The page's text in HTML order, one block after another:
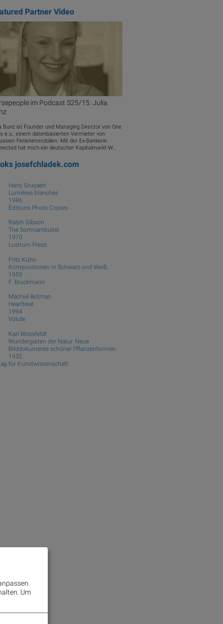
Partner Video
im Podcast S25/15: Julia
Bunz ist Founder und Managing Director von One
e.u., einem datenbasierten Vermieter von
Ferienimmobilien. Mit der Ex-Bankerin
hat mich ein deutscher Kapitalmarkt-W...
josefchladek.com
Harry Gruyaert
Lumières blanches
1986
Éditions Photo Copies
Ralph Gibson
The Somnambulist
1970
Lustrum Press
Fritz Kühn
Kompositionen in Schwarz und Weiß
1959
F. Bruckmann
Machiel Botman
Heartbeat
1994
Volute
Karl Blossfeldt
Wundergarten der Natur. Neue
Bilddokumente schöner Pflanzenformen
1932
für Kunstwissenschaft
Um